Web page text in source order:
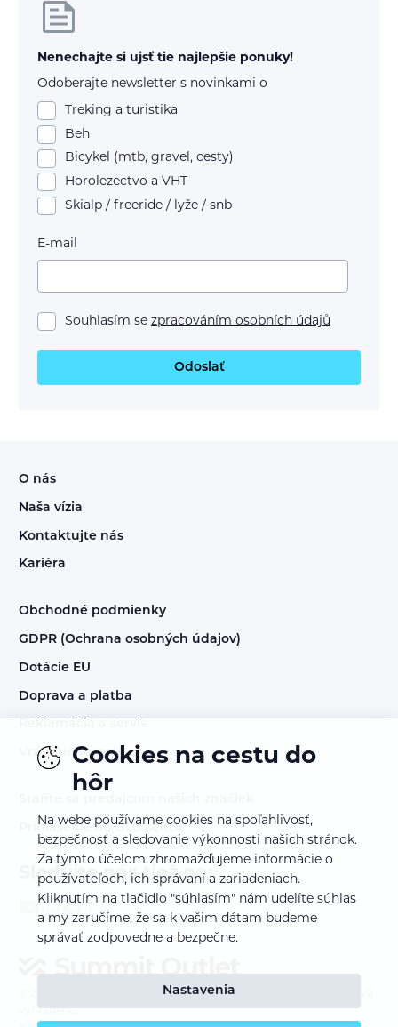
Nenechajte si ujsť tie najlepšie ponuky!
Odoberajte newsletter s novinkami o
Treking a turistika
Beh
Bicykel (mtb, gravel, cesty)
Horolezectvo a VHT
Skialp / freeride / lyže / snb
E-mail
Souhlasím se zpracováním osobních údajů
Odoslať
O nás
Naša vízia
Kontaktujte nás
Kariéra
Obchodné podmienky
GDPR (Ochrana osobných údajov)
Dotácie EU
Doprava a platba
Vrátenie tovaru
Prihlásenie do B2B sekcie
Sledujte nás tiež na:
SUMMIT TRADE DISTRIBUTION s.r.o. - Všetky práva
vyhradené.
Cookies na cestu do
hôr
Na webe používame cookies na spoľahlivosť,
bezpečnosť a sledovanie výkonnosti našich stránok.
Za týmto účelom zhromažďujeme informácie o
používateľoch, ich správaní a zariadeniach.
Kliknutím na tlačidlo "súhlasím" nám udelíte súhlas
a my zaručíme, že sa k vašim dátam budeme
správať zodpovedne a bezpečne.
Nastavenia